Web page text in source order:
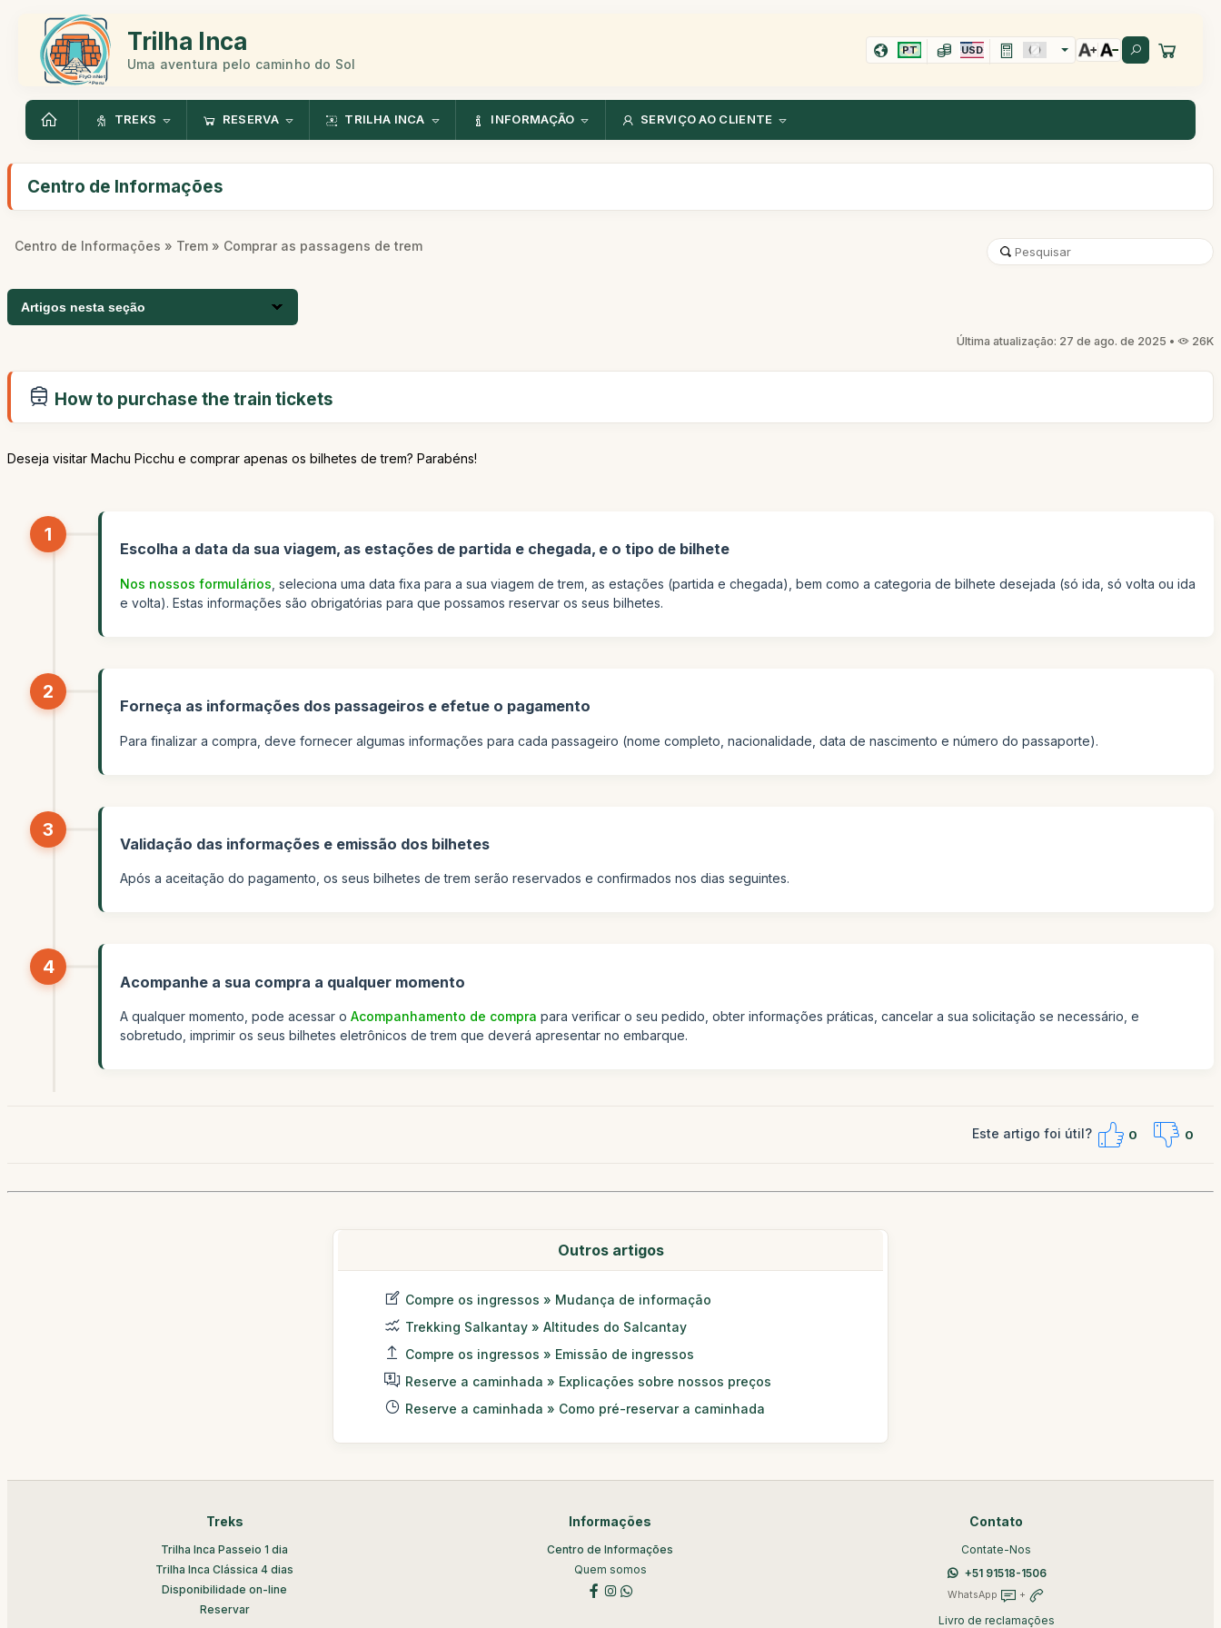
Trilha Inca
Uma aventura pelo caminho do Sol
PT USD
TREKS RESERVA TRILHA INCA INFORMAÇÃO SERVIÇO AO CLIENTE
Centro de Informações
Centro de Informações » Trem » Comprar as passagens de trem
Artigos nesta seção
Última atualização: 27 de ago. de 2025 • 26K
How to purchase the train tickets
Deseja visitar Machu Picchu e comprar apenas os bilhetes de trem? Parabéns!
1
Escolha a data da sua viagem, as estações de partida e chegada, e o tipo de bilhete
Nos nossos formulários , seleciona uma data fixa para a sua viagem de trem, as estações (partida e chegada), bem como a categoria de bilhete desejada (só ida, só volta ou ida
e volta). Estas informações são obrigatórias para que possamos reservar os seus bilhetes.
2
Forneça as informações dos passageiros e efetue o pagamento
Para finalizar a compra, deve fornecer algumas informações para cada passageiro (nome completo, nacionalidade, data de nascimento e número do passaporte).
3
Validação das informações e emissão dos bilhetes
Após a aceitação do pagamento, os seus bilhetes de trem serão reservados e confirmados nos dias seguintes.
4
Acompanhe a sua compra a qualquer momento
A qualquer momento, pode acessar o Acompanhamento de compra para verificar o seu pedido, obter informações práticas, cancelar a sua solicitação se necessário, e
sobretudo, imprimir os seus bilhetes eletrônicos de trem que deverá apresentar no embarque.
Este artigo foi útil? 0 0
Outros artigos
Compre os ingressos » Mudança de informação
Trekking Salkantay » Altitudes do Salcantay
Compre os ingressos » Emissão de ingressos
Reserve a caminhada » Explicações sobre nossos preços
Reserve a caminhada » Como pré-reservar a caminhada
Treks
Trilha Inca Passeio 1 dia
Trilha Inca Clássica 4 dias
Disponibilidade on-line
Reservar
Informações
Centro de Informações
Quem somos
Contato
Contate-Nos
+51 91518-1506
WhatsApp +
Livro de reclamações